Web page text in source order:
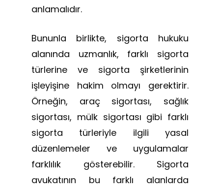
anlamalıdır.
Bununla birlikte, sigorta hukuku
alanında uzmanlık, farklı sigorta
türlerine ve sigorta şirketlerinin
işleyişine hakim olmayı gerektirir.
Örneğin, araç sigortası, sağlık
sigortası, mülk sigortası gibi farklı
sigorta türleriyle ilgili yasal
düzenlemeler ve uygulamalar
farklılık gösterebilir. Sigorta
avukatının bu farklı alanlarda